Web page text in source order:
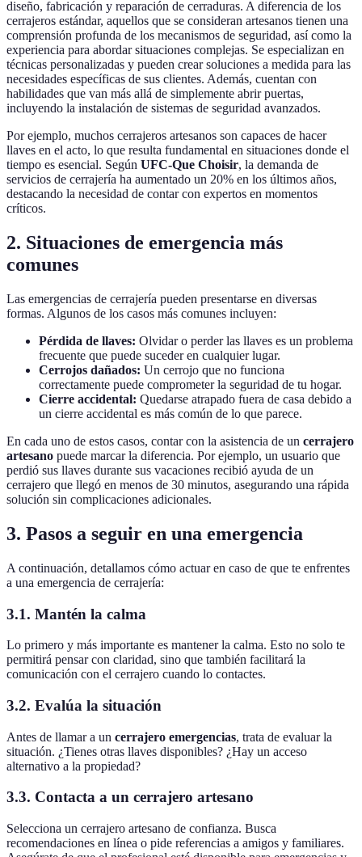
diseño, fabricación y reparación de cerraduras. A diferencia de los
cerrajeros estándar, aquellos que se consideran artesanos tienen una
comprensión profunda de los mecanismos de seguridad, así como la
experiencia para abordar situaciones complejas. Se especializan en
técnicas personalizadas y pueden crear soluciones a medida para las
necesidades específicas de sus clientes. Además, cuentan con
habilidades que van más allá de simplemente abrir puertas,
incluyendo la instalación de sistemas de seguridad avanzados.
Por ejemplo, muchos cerrajeros artesanos son capaces de hacer
llaves en el acto, lo que resulta fundamental en situaciones donde el
tiempo es esencial. Según UFC-Que Choisir, la demanda de
servicios de cerrajería ha aumentado un 20% en los últimos años,
destacando la necesidad de contar con expertos en momentos
críticos.
2. Situaciones de emergencia más
comunes
Las emergencias de cerrajería pueden presentarse en diversas
formas. Algunos de los casos más comunes incluyen:
Pérdida de llaves: Olvidar o perder las llaves es un problema
frecuente que puede suceder en cualquier lugar.
Cerrojos dañados: Un cerrojo que no funciona
correctamente puede comprometer la seguridad de tu hogar.
Cierre accidental: Quedarse atrapado fuera de casa debido a
un cierre accidental es más común de lo que parece.
En cada uno de estos casos, contar con la asistencia de un cerrajero
artesano puede marcar la diferencia. Por ejemplo, un usuario que
perdió sus llaves durante sus vacaciones recibió ayuda de un
cerrajero que llegó en menos de 30 minutos, asegurando una rápida
solución sin complicaciones adicionales.
3. Pasos a seguir en una emergencia
A continuación, detallamos cómo actuar en caso de que te enfrentes
a una emergencia de cerrajería:
3.1. Mantén la calma
Lo primero y más importante es mantener la calma. Esto no solo te
permitirá pensar con claridad, sino que también facilitará la
comunicación con el cerrajero cuando lo contactes.
3.2. Evalúa la situación
Antes de llamar a un cerrajero emergencias, trata de evaluar la
situación. ¿Tienes otras llaves disponibles? ¿Hay un acceso
alternativo a la propiedad?
3.3. Contacta a un cerrajero artesano
Selecciona un cerrajero artesano de confianza. Busca
recomendaciones en línea o pide referencias a amigos y familiares.